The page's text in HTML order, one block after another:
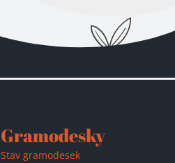
Gramodesky
Stav gramodesek